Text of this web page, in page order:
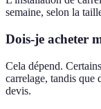
semaine, selon la
Dois-je acheter
Cela dépend.
carrelage, tandis que
devis.